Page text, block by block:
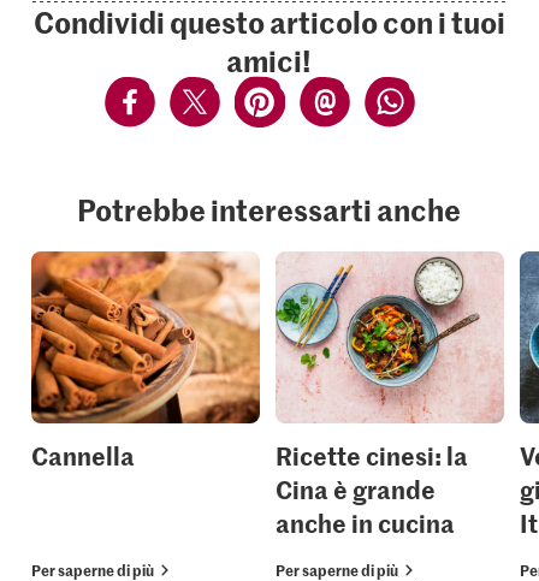
Condividi questo articolo con i tuoi
amici!
Potrebbe interessarti anche
Cannella
Per saperne di più
Ricette cinesi: la
Cina è grande
anche in cucina
Per saperne di più